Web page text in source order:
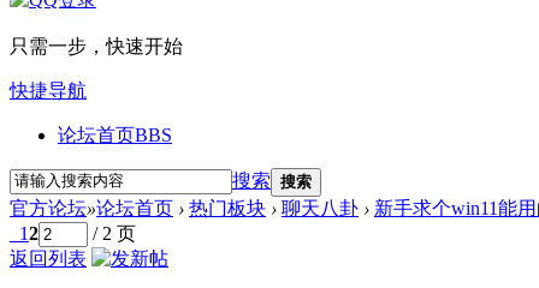
只需一步，快速开始
快捷导航
论坛首页BBS
搜索 搜索
官方论坛»论坛首页 › 热门板块 › 聊天八卦 › 新手求个win11能
12
/ 2 页
返回列表